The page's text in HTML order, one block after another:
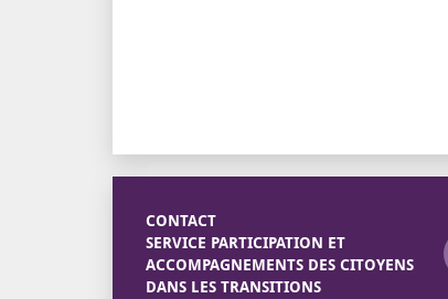
CONTACT
SERVICE PARTICIPATION ET
ACCOMPAGNEMENTS DES CITOYENS
DANS LES TRANSITIONS